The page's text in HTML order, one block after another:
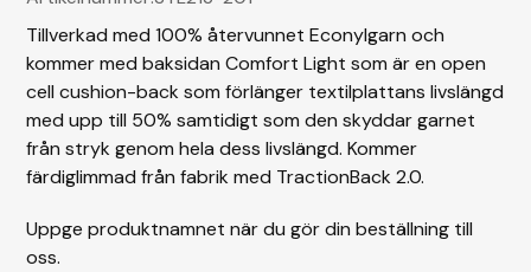
Tillverkad med 100% återvunnet Econylgarn och
kommer med baksidan Comfort Light som är en open
cell cushion-back som förlänger textilplattans livslängd
med upp till 50% samtidigt som den skyddar garnet
från stryk genom hela dess livslängd. Kommer
färdiglimmad från fabrik med TractionBack 2.0.
Uppge produktnamnet när du gör din beställning till
oss.